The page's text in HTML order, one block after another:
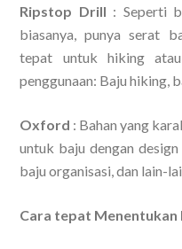
Ripstop Drill : Seperti
biasanya, punya serat
tepat untuk hiking
penggunaan: Baju hiking,
Oxford : Bahan yang
untuk baju dengan
baju organisasi, dan lain-
Cara tepat Menentukan